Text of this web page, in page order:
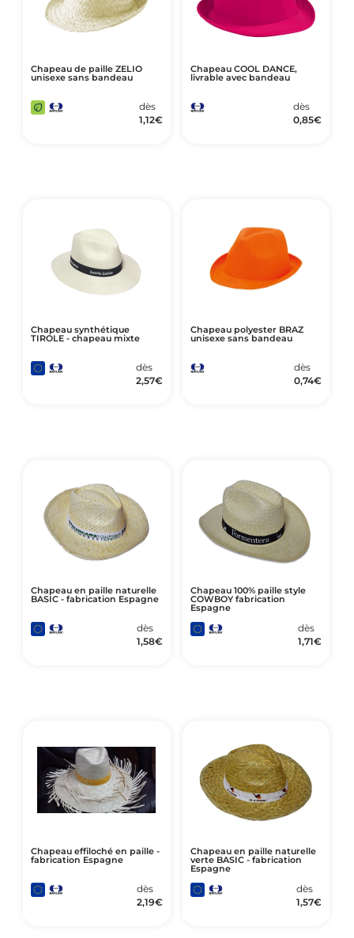
Chapeau de paille ZELIO
unisexe sans bandeau
dès
1,12€
Chapeau COOL DANCE,
livrable avec bandeau
dès
0,85€
Chapeau synthétique
TIROLE - chapeau mixte
dès
2,57€
Chapeau polyester BRAZ
unisexe sans bandeau
dès
0,74€
Chapeau en paille naturelle
BASIC - fabrication Espagne
dès
1,58€
Chapeau 100% paille style
COWBOY fabrication
Espagne
dès
1,71€
Chapeau effiloché en paille -
fabrication Espagne
dès
2,19€
Chapeau en paille naturelle
verte BASIC - fabrication
Espagne
dès
1,57€